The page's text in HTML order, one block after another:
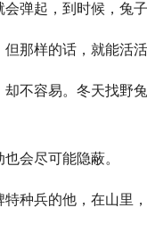
弹起，到时候，兔
那样的话，就能活活
不容易。冬天找野
会尽可能隐蔽。
种兵的他，在山里